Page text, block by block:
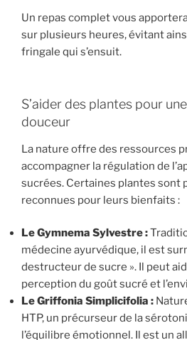
Un repas complet vous
sur plusieurs heures, évitant
fringale qui s’ensuit.
S’aider des plantes pour
douceur
La nature offre des ressources
accompagner la régulation de
sucrées. Certaines plantes sont
reconnues pour leurs bienfaits :
Le Gymnema Sylvestre :
médecine ayurvédique, il est
destructeur de sucre ». Il peut
perception du goût sucré et
Le Griffonia Simplicifolia :
HTP, un précurseur de la
l’équilibre émotionnel. Il est un